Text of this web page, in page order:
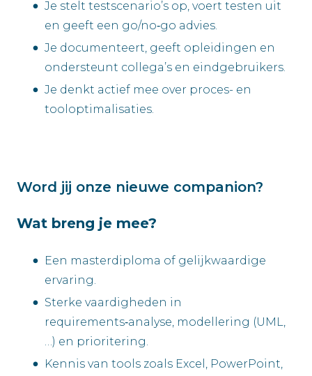
Je stelt testscenario’s op, voert testen uit
en geeft een go/no‑go advies.
Je documenteert, geeft opleidingen en
ondersteunt collega’s en eindgebruikers.
Je denkt actief mee over proces- en
tooloptimalisaties.
Word jij onze nieuwe companion?
Wat breng je mee?
Een masterdiploma of gelijkwaardige
ervaring.
Sterke vaardigheden in
requirements‑analyse, modellering (UML,
…) en prioritering.
Kennis van tools zoals Excel, PowerPoint,